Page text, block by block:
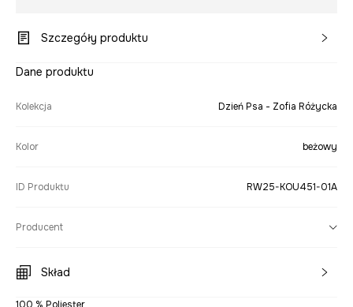
Szczegóły produktu
Dane produktu
Kolekcja Dzień Psa - Zofia Różycka
Kolor beżowy
ID Produktu RW25-KOU451-01A
Producent
Skład